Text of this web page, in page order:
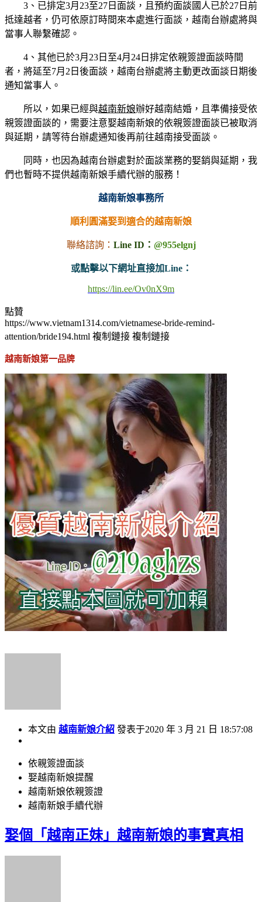
3、已排定3月23至27日面談，且預約面談國人已於27日前
抵達越者，仍可依原訂時間來本處進行面談，越南台辦處將與
當事人聯繫確認。
4、其他已於3月23日至4月24日排定依親簽證面談時間
者，將延至7月2日後面談，越南台辦處將主動更改面談日期後
通知當事人。
所以，如果已經與越南新娘辦好越南結婚，且準備接受依
親簽證面談的，需要注意娶越南新娘的依親簽證面談已被取消
與延期，請等待台辦處通知後再前往越南接受面談。
同時，也因為越南台辦處對於面談業務的娶銷與延期，我
們也暫時不提供越南新娘手續代辦的服務！
越南新娘事務所
順利圓滿娶到適合的越南新娘
聯絡諮詢： Line ID： @955elgnj
或點擊以下網址直接加Line：
https://lin.ee/Ov0nX9m
點贊
https://www.vietnam1314.com/vietnamese-bride-remind-
attention/bride194.html 複制鏈接 複制鏈接
越南新娘第一品牌
本文由 越南新娘介紹 發表于2020 年 3 月 21 日 18:57:08
依親簽證面談
娶越南新娘提醒
越南新娘依親簽證
越南新娘手續代辦
娶個「越南正妹」越南新娘的事實真相